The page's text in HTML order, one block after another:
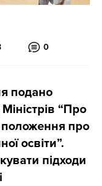
0
подано
“Про
про
освіти”.
підходи